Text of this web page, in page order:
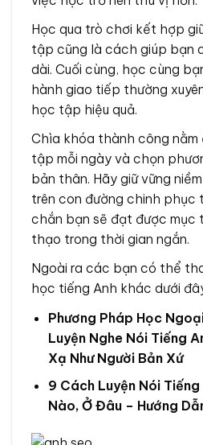
Học qua trò chơi kết hợp
tập cũng là cách giúp bạn
dài. Cuối cùng, học cùng
hành giao tiếp thường
học tập hiệu quả.
Chìa khóa thành công nằm
tập mỗi ngày và chọn
bản thân. Hãy giữ vững
trên con đường chinh phục
chắn bạn sẽ đạt được mục
thạo trong thời gian ngắn.
Ngoài ra các bạn có thể
học tiếng Anh khác dưới
Phương Pháp Học
Luyện Nghe Nói Tiếng
Xạ Như Người Bản Xứ
9 Cách Luyện Nói
Nào, Ở Đâu – Hướng